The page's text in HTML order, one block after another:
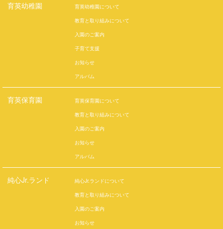
育英幼稚園
育英幼稚園について
教育と取り組みについて
入園のご案内
子育て支援
お知らせ
アルバム
育英保育園
育英保育園について
教育と取り組みについて
入園のご案内
お知らせ
アルバム
純心Jr.ランド
純心Jr.ランドについて
教育と取り組みについて
入園のご案内
お知らせ